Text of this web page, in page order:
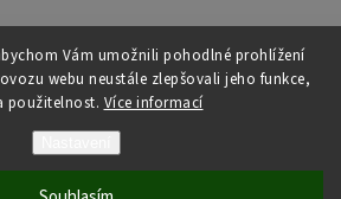
Vám umožnili pohodlné prohlížení
webu neustále zlepšovali jeho funkce,
použitelnost. Více informací
Zelený Anděl
vytvořil a nakódoval